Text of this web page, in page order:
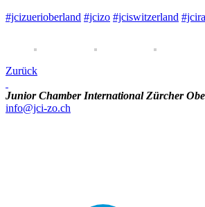
#jcizuerioberland #jcizo #jciswitzerland
Zurück
Junior Chamber International Zürcher
info@jci-zo.ch